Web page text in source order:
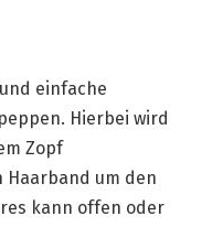
einfache
Hierbei wird
Zopf
Haarband um den
kann offen oder